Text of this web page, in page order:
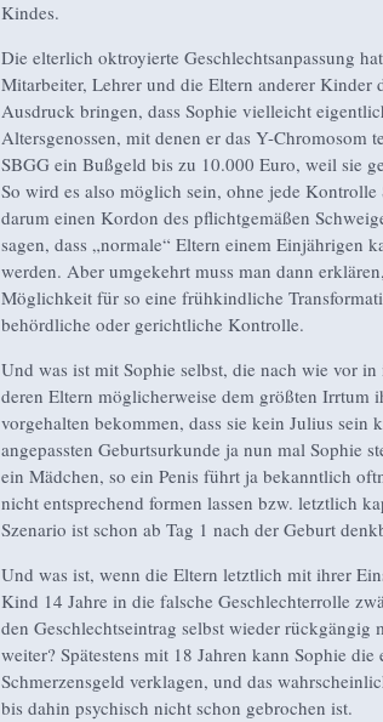
Kindes.
Die elterlich oktroyierte Geschlechtsanpassung
Mitarbeiter, Lehrer und die Eltern anderer Kinder
Ausdruck bringen, dass Sophie vielleicht
Altersgenossen, mit denen er das Y-Chromosom
SBGG ein Bußgeld bis zu 10.000 Euro, weil sie
So wird es also möglich sein, ohne jede
darum einen Kordon des pflichtgemäßen
sagen, dass „normale“ Eltern einem Einjährigen
werden. Aber umgekehrt muss man dann
Möglichkeit für so eine frühkindliche
behördliche oder gerichtliche Kontrolle.
Und was ist mit Sophie selbst, die nach wie vor
deren Eltern möglicherweise dem größten Irrtum
vorgehalten bekommen, dass sie kein Julius
angepassten Geburtsurkunde ja nun mal Sophie
ein Mädchen, so ein Penis führt ja bekanntlich
nicht entsprechend formen lassen bzw. letztlich
Szenario ist schon ab Tag 1 nach der Geburt
Und was ist, wenn die Eltern letztlich mit ihrer
Kind 14 Jahre in die falsche Geschlechterrolle
den Geschlechtseintrag selbst wieder rückgängig
weiter? Spätestens mit 18 Jahren kann Sophie
Schmerzensgeld verklagen, und das
bis dahin psychisch nicht schon gebrochen ist.